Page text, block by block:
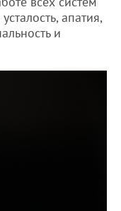
апатия,
и